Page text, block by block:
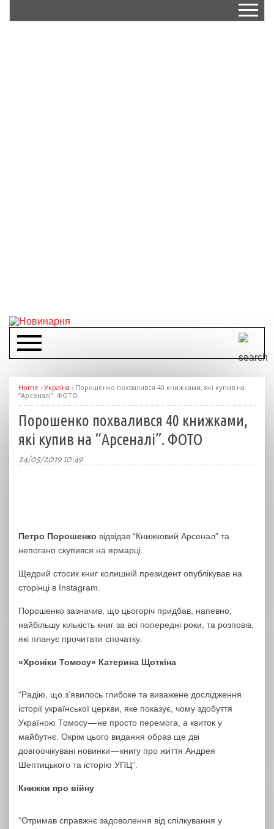
Home › Україна › Порошенко похвалився 40 книжками, які купив на
“Арсеналі”. ФОТО
Порошенко похвалився 40 книжками,
які купив на “Арсеналі”. ФОТО
24/05/2019 10:49
Петро Порошенко відвідав “Книжковий Арсенал” та
непогано скупився на ярмарці.
Щедрий стосик книг колишній президент опублікував на
сторінці в Instagram.
Порошенко зазначив, що цьогоріч придбав, напевно,
найбільшу кількість книг за всі попередні роки, та розповів,
які планує прочитати спочатку.
«Хроніки Томосу» Катерина Щоткіна
“Радію, що з’явилось глибоке та виважене дослідження
історії української церкви, яке показує, чому здобуття
Україною Томосу — не просто перемога, а квиток у
майбутнє. Окрім цього видання обрав ще дві
довгоочікувані новинки — книгу про життя Андрея
Шептицького та історію УПЦ”.
Книжки про війну
“Отримав справжнє задоволення від спілкування у